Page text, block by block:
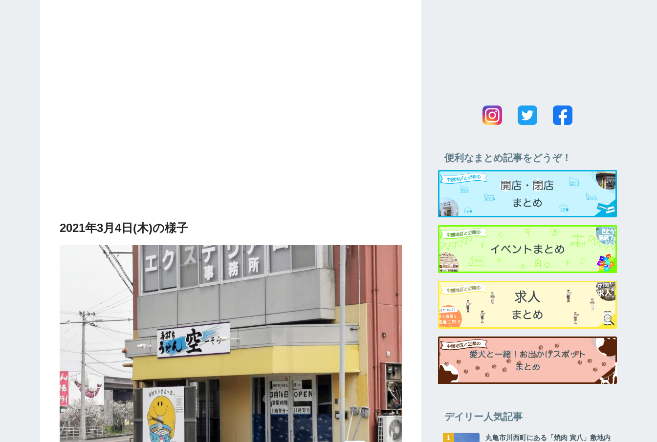
2021年3月4日(木)の様子
便利なまとめ記事をどうぞ！
デイリー人気記事
丸亀市川西町にある「焼肉 寅八」敷地内